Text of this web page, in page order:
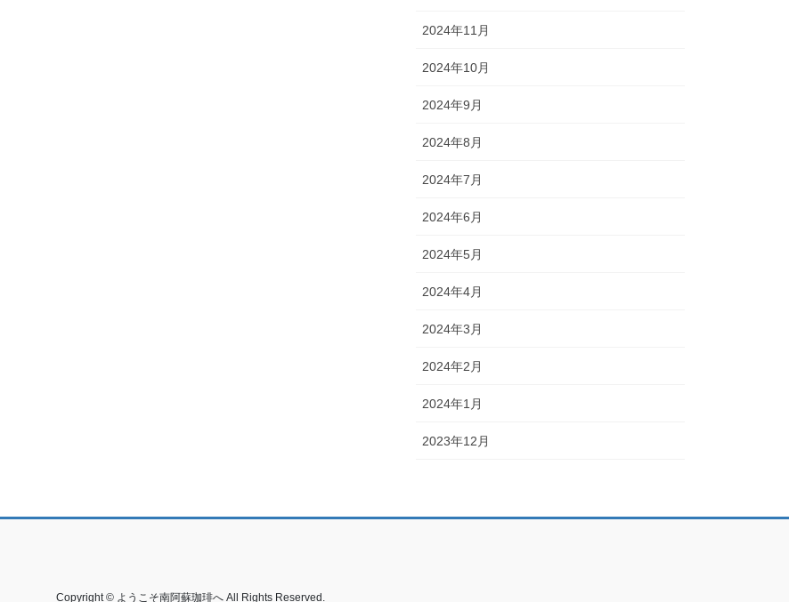
2024年11月
2024年10月
2024年9月
2024年8月
2024年7月
2024年6月
2024年5月
2024年4月
2024年3月
2024年2月
2024年1月
2023年12月
Copyright © ようこそ南阿蘇珈琲へ All Rights Reserved.